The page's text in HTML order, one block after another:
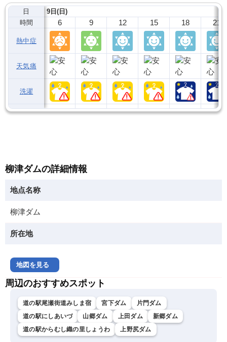
日
時間
熱中症
天気痛
洗濯
9日(日)
6 9 12 15 18 21
柳津ダムの詳細情報
地点名称
柳津ダム
所在地
地図を見る
周辺のおすすめスポット
道の駅尾瀬街道みしま宿 宮下ダム
片門ダム
道の駅にしあいづ
山郷ダム 上田ダム
新郷ダム
道の駅からむし織の里しょうわ
上野尻ダム